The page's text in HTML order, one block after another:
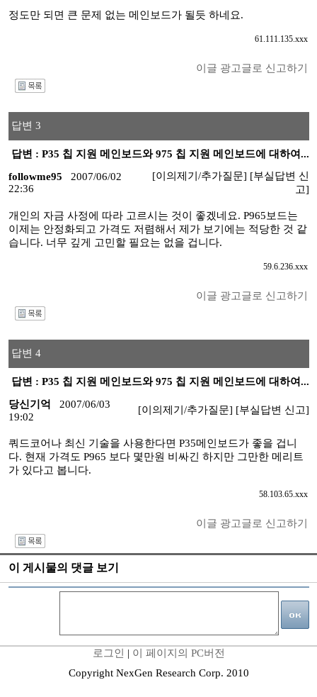
정도만 되면 큰 문제 없는 메인보드가 될듯 하네요.
61.111.135.xxx
이글 광고글로 신고하기
답변 3
답변 : P35 칩 지원 메인보드와 975 칩 지원 메인보드에 대하여...
followme95
2007/06/02
22:36
[이의제기/추가질문] [부실답변 신
고]
개인의 자금 사정에 따라 고르시는 것이 좋겠네요. P965보드는
이제는 안정화되고 가격도 저렴해서 제가 보기에는 적당한 것 같
습니다. 너무 깊게 고민할 필요는 없을 겁니다.
59.6.236.xxx
이글 광고글로 신고하기
답변 4
답변 : P35 칩 지원 메인보드와 975 칩 지원 메인보드에 대하여...
당신기억
2007/06/03
19:02
[이의제기/추가질문] [부실답변 신고]
쿼드코어나 최신 기술을 사용한다면 P35메인보드가 좋을 겁니
다. 현재 가격도 P965 보다 몇만원 비싸긴 하지만 그만한 메리트
가 있다고 봅니다.
58.103.65.xxx
이글 광고글로 신고하기
이 게시물의 댓글 보기
로그인 | 이 페이지의 PC버전
Copyright NexGen Research Corp. 2010